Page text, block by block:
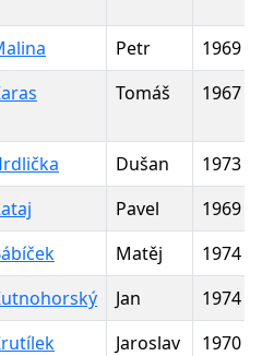
Petr
1969
Tomáš 1967
Dušan
1973
Pavel
1969
Matěj
1974
Jan
1974
Jaroslav 1970